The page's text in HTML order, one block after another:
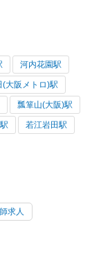
河内花園駅
(大阪メトロ)駅
瓢箪山(大阪)駅
若江岩田駅
求人